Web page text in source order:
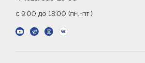
с 9:00 до 18:00 (пн.-пт.)